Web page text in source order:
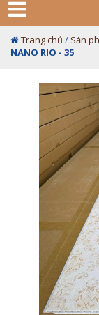
Trang chủ / Sản
NANO RIO - 35